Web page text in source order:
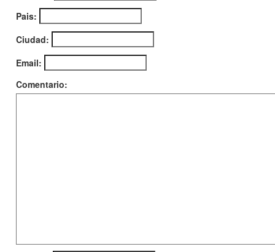
Pais:
Ciudad:
Email:
Comentario: